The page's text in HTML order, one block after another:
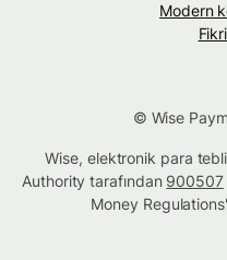
Modern
© Wise
Wise, elektronik para
Authority tarafından 900507
Money